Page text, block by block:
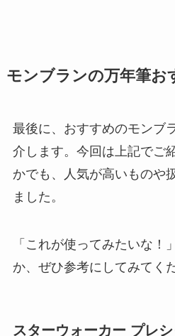
モンブランの万年筆お
最後に、おすすめのモンブ
介します。今回は上記でご
かでも、人気が高いものや
ました。
「これが使ってみたいな！
か、ぜひ参考にしてみてく
スターウォーカー プレ